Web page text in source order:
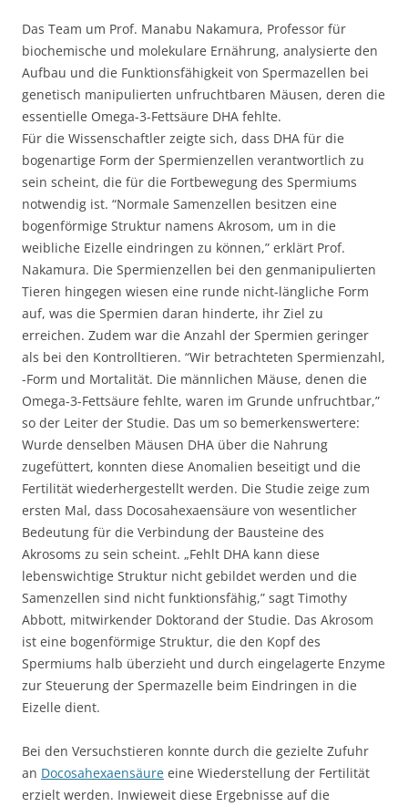
Das Team um Prof. Manabu Nakamura, Professor für
biochemische und molekulare Ernährung, analysierte den
Aufbau und die Funktionsfähigkeit von Spermazellen bei
genetisch manipulierten unfruchtbaren Mäusen, deren die
essentielle Omega-3-Fettsäure DHA fehlte.
Für die Wissenschaftler zeigte sich, dass DHA für die
bogenartige Form der Spermienzellen verantwortlich zu
sein scheint, die für die Fortbewegung des Spermiums
notwendig ist. “Normale Samenzellen besitzen eine
bogenförmige Struktur namens Akrosom, um in die
weibliche Eizelle eindringen zu können,” erklärt Prof.
Nakamura. Die Spermienzellen bei den genmanipulierten
Tieren hingegen wiesen eine runde nicht-längliche Form
auf, was die Spermien daran hinderte, ihr Ziel zu
erreichen. Zudem war die Anzahl der Spermien geringer
als bei den Kontrolltieren. “Wir betrachteten Spermienzahl,
-Form und Mortalität. Die männlichen Mäuse, denen die
Omega-3-Fettsäure fehlte, waren im Grunde unfruchtbar,”
so der Leiter der Studie. Das um so bemerkenswertere:
Wurde denselben Mäusen DHA über die Nahrung
zugefüttert, konnten diese Anomalien beseitigt und die
Fertilität wiederhergestellt werden. Die Studie zeige zum
ersten Mal, dass Docosahexaensäure von wesentlicher
Bedeutung für die Verbindung der Bausteine ​​des
Akrosoms zu sein scheint. „Fehlt DHA kann diese
lebenswichtige Struktur nicht gebildet werden und die
Samenzellen sind nicht funktionsfähig,” sagt Timothy
Abbott, mitwirkender Doktorand der Studie. Das Akrosom
ist eine bogenförmige Struktur, die den Kopf des
Spermiums halb überzieht und durch eingelagerte Enzyme
zur Steuerung der Spermazelle beim Eindringen in die
Eizelle dient.
Bei den Versuchstieren konnte durch die gezielte Zufuhr
an Docosahexaensäure eine Wiederstellung der Fertilität
erzielt werden. Inwieweit diese Ergebnisse auf die